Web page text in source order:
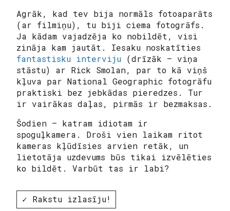
Agrāk, kad tev bija normāls fotoaparāts
(ar filmiņu), tu biji ciema fotogrāfs .
Ja kādam vajadzēja ko nobildēt, visi
zināja kam jautāt. Iesaku noskatīties
fantastisku interviju (drīzāk – viņa
stāstu) ar Rick Smolan, par to kā viņš
kļuva par National Geographic fotogrāfu
praktiski bez jebkādas pieredzes. Tur
ir vairākas daļas, pirmās ir bezmaksas.
Šodien – katram idiotam ir
spoguļkamera. Droši vien laikam ritot
kameras kļūdīsies arvien retāk, un
lietotāja uzdevums būs tikai izvēlēties
ko bildēt. Varbūt tas ir labi?
✓ Rakstu izlasīju!